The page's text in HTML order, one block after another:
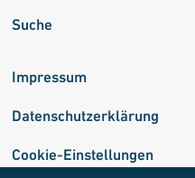
Suche
Impressum
Datenschutzerklärung
Cookie-Einstellungen